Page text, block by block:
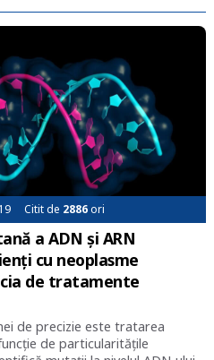
Citit de 2886ori
a ADN și ARN
cu neoplasme
de tratamente
de precizie este tratarea
de particularitățile